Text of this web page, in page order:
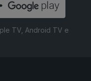
TV, Android TV e